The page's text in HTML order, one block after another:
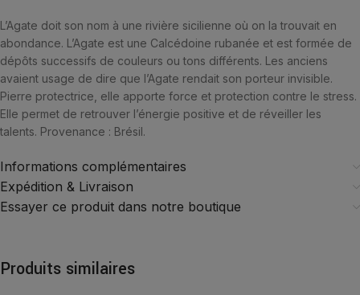
L’Agate doit son nom à une rivière sicilienne où on la trouvait en
abondance. L’Agate est une Calcédoine rubanée et est formée de
dépôts successifs de couleurs ou tons différents. Les anciens
avaient usage de dire que l’Agate rendait son porteur invisible.
Pierre protectrice, elle apporte force et protection contre le stress.
Elle permet de retrouver l’énergie positive et de réveiller les
talents. Provenance : Brésil.
Informations complémentaires
Expédition & Livraison
Essayer ce produit dans notre boutique
Produits similaires